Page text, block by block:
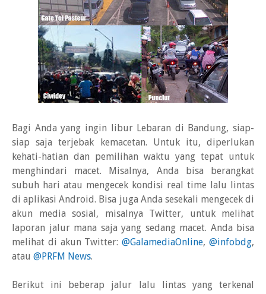
Bagi Anda yang ingin libur Lebaran di Bandung, siap-
siap saja terjebak kemacetan. Untuk itu, diperlukan
kehati-hatian dan pemilihan waktu yang tepat untuk
menghindari macet. Misalnya, Anda bisa berangkat
subuh hari atau mengecek kondisi real time lalu lintas
di aplikasi Android. Bisa juga Anda sesekali mengecek di
akun media sosial, misalnya Twitter, untuk melihat
laporan jalur mana saja yang sedang macet. Anda bisa
melihat di akun Twitter:@GalamediaOnline,@infobdg,
atau @PRFM News.
Berikut ini beberap jalur lalu lintas yang terkenal